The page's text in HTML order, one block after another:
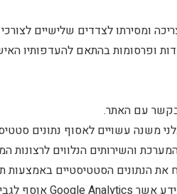
ומסירתו לצדדים שלישיים
ופרסומות בהתאם להעדפותיו
בקשר עם האתר.
משנה עשויים לאסוף נתונים
והשירותים הנלווים